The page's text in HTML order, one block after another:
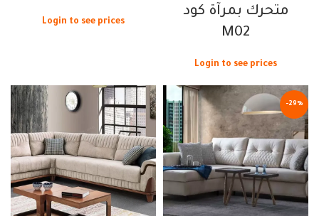
متحرك بمرآة كود
M02
Login to see prices
Login to see prices
-29%